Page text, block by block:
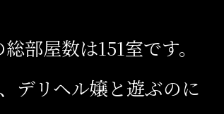
部屋数は151室です。
デリヘル嬢と遊ぶのに